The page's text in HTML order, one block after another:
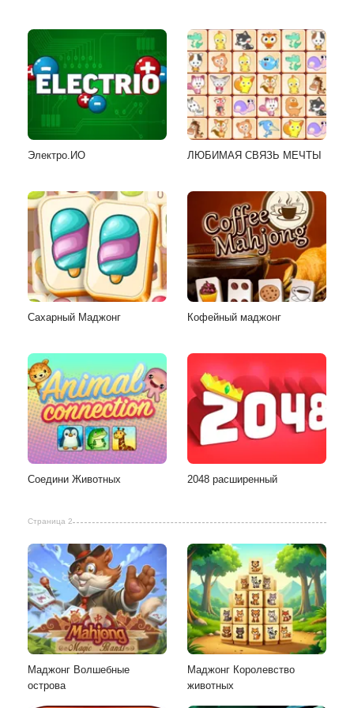
Электро.ИО ЛЮБИМАЯ СВЯЗЬ МЕЧТЫ
Сахарный Маджонг Кофейный маджонг
Соедини Животных 2048 расширенный
Страница 2
Маджонг Волшебные
острова
Маджонг Королевство
животных